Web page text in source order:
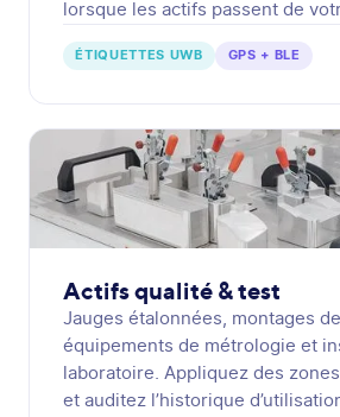
lorsque les actifs passent de
ÉTIQUETTES UWB GPS + BLE
Actifs qualité & test
Jauges étalonnées, montages
équipements de métrologie et
laboratoire. Appliquez des zones
et auditez l’historique